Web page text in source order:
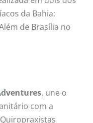
da Bahia:
de Brasília no
, une o
com a